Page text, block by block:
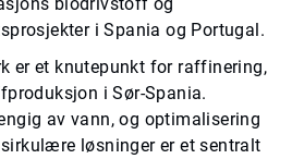
i Spania og Portugal.
er et knutepunkt for raffinering,
i Sør-Spania.
av vann, og optimalisering
løsninger er et sentralt